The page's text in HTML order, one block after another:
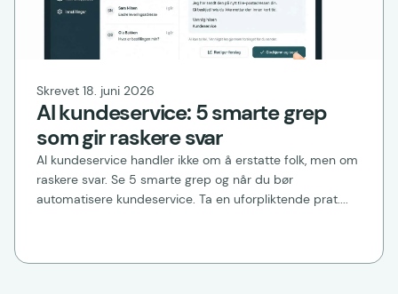
Skrevet 18. juni 2026
AI kundeservice: 5 smarte grep
som gir raskere svar
AI kundeservice handler ikke om å erstatte folk, men om
raskere svar. Se 5 smarte grep og når du bør
automatisere kundeservice. Ta en uforpliktende prat....